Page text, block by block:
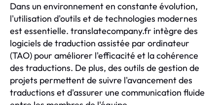
Dans un environnement en constante évolution,
l'utilisation d'outils et de technologies modernes
est essentielle. translatecompany.fr intègre des
logiciels de traduction assistée par ordinateur
(TAO) pour améliorer l'efficacité et la cohérence
des traductions. De plus, des outils de gestion de
projets permettent de suivre l'avancement des
traductions et d'assurer une communication fluide